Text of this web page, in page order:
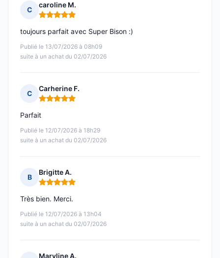
C
caroline M.
Note : 5 sur 5
Publié le 13/07/2026 à 08h09
suite à un achat du 02/07/2026
toujours parfait avec Super Bison :)
C
Carherine F.
Note : 5 sur 5
Publié le 12/07/2026 à 18h29
suite à un achat du 02/07/2026
Parfait
B
Brigitte A.
Note : 5 sur 5
Publié le 12/07/2026 à 13h04
suite à un achat du 02/07/2026
Très bien. Merci.
Maryline A.